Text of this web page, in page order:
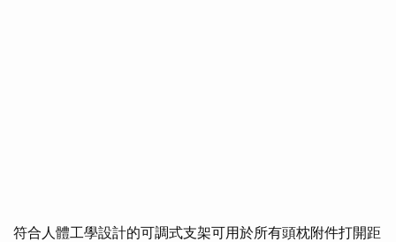
符合人體工學設計的可調式支架可用於所有頭枕附件打開距